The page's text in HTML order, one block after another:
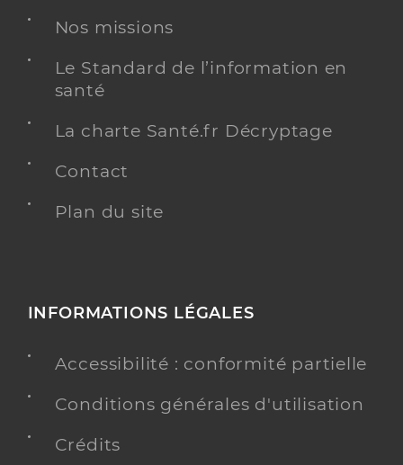
Nos missions
Le Standard de l’information en
santé
La charte Santé.fr Décryptage
Contact
Plan du site
INFORMATIONS LÉGALES
Accessibilité : conformité partielle
Conditions générales d'utilisation
Crédits